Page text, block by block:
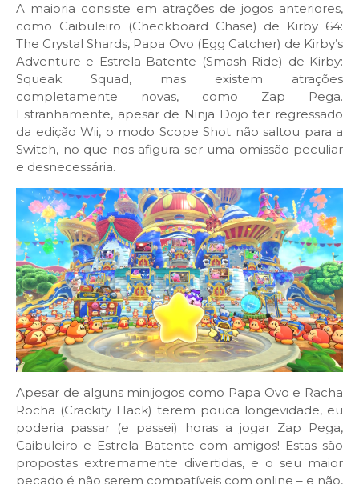
A maioria consiste em atrações de jogos anteriores,
como Caibuleiro (Checkboard Chase) de Kirby 64:
The Crystal Shards, Papa Ovo (Egg Catcher) de Kirby’s
Adventure e Estrela Batente (Smash Ride) de Kirby:
Squeak Squad, mas existem atrações
completamente novas, como Zap Pega.
Estranhamente, apesar de Ninja Dojo ter regressado
da edição Wii, o modo Scope Shot não saltou para a
Switch, no que nos afigura ser uma omissão peculiar
e desnecessária.
Apesar de alguns minijogos como Papa Ovo e Racha
Rocha (Crackity Hack) terem pouca longevidade, eu
poderia passar (e passei) horas a jogar Zap Pega,
Caibuleiro e Estrela Batente com amigos! Estas são
propostas extremamente divertidas, e o seu maior
pecado é não serem compatíveis com online – e não,